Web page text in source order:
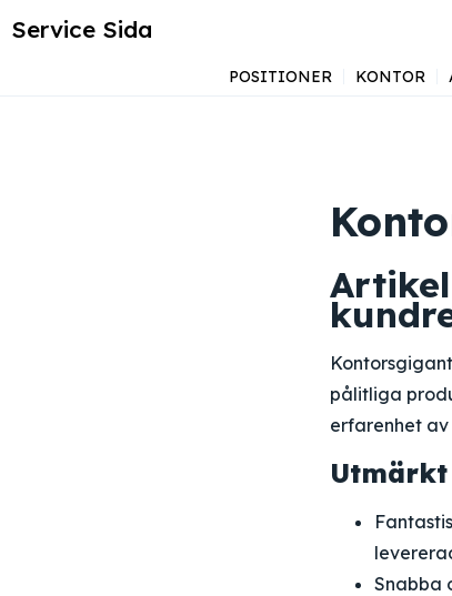
Service Sida
POSITIONER KONTOR
pålitliga
erfarenhet
Snabba